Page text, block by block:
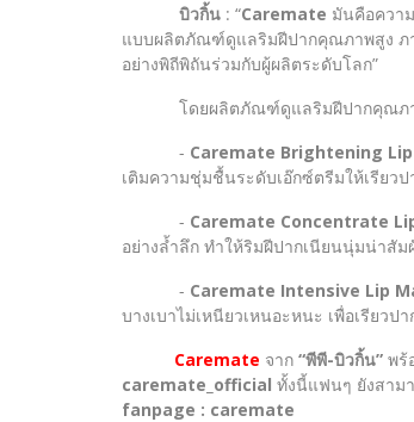
บิวกิ้น : “Caremate มันคือควา
แบบผลิตภัณฑ์ดูแลริมฝีปากคุณภาพสูง ภ
อย่างพิถีพิถันร่วมกับผู้ผลิตระดับโลก”
โดยผลิตภัณฑ์ดูแลริมฝีปากคุณภาพ
- Caremate Brightening
เติมความชุ่มชื้นระดับเอ๊กซ์ตรีมให้เรียว
- Caremate Concentrate
อย่างล้ำลึก ทำให้ริมฝีปากเนียนนุ่มน่าสั
- Caremate Intensive Lip
บางเบาไม่เหนียวเหนอะหนะ เพื่อเรีย
Caremate จาก “พีพี-บิวกิ้น” พร้
caremate_official ทั้งนี้แฟนๆ ยังสาม
fanpage : caremate